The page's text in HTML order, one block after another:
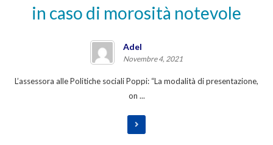
in caso di morosità notevole
Adel
Novembre 4, 2021
L’assessora alle Politiche sociali Poppi: “La modalità di presentazione,
on ...